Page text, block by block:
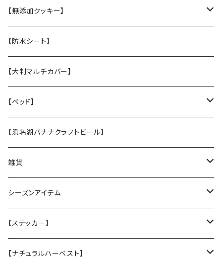
【張替え】布部分を新品に交換
・M 中型犬用 コーギー・ボーダー・柴犬
・S 小型犬用 小さい子はこちら
・【張替え】布部分を新品に交換
・【L】レトリバーサイズ（横幅2.5cm）
・【M】中型犬サイズ(横幅2cm）
・【S】 小型犬サイズ（横幅1,5cm）
・【張替え】布部分を新品に交換
【無添加クッキー】
うちの子オリジナル
お悔やみクッキー
ホリデークッキー
【防水シート】
【大判マルチカバー】
【ベッド】
★なみなみウレタンのオーソペディックカドラー
丈夫なツイル地カバー
防水カバー
★ふわふわラウンドベッド
丈夫なツイル地カバー
厚手キルティングツイル地カバー
★中身とカバーのセット
★カバー単品
★中身のウレタン
【浜名湖バナナクラフトビール】
雑貨
クリスマスグリーティングカード
Tuffy
サンシェード
シーズンアイテム
レインコート
クリスマスプレゼントに
【ステッカー】
名入れカッティングシール
【ナチュラルハーベスト】